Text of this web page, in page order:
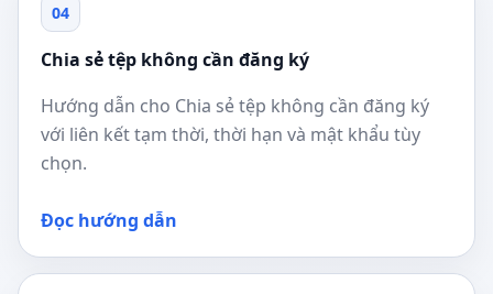
04
Chia sẻ tệp không cần đăng ký
Hướng dẫn cho Chia sẻ tệp không cần đăng ký
với liên kết tạm thời, thời hạn và mật khẩu tùy
chọn.
Đọc hướng dẫn